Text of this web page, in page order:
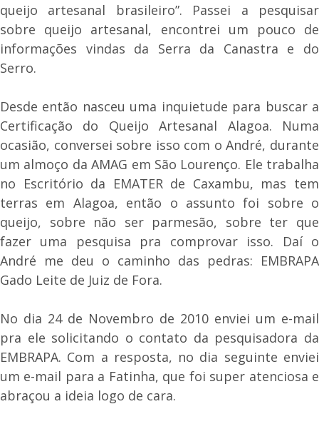
queijo artesanal brasileiro”. Passei a pesquisar
sobre queijo artesanal, encontrei um pouco de
informações vindas da Serra da Canastra e do
Serro.
Desde então nasceu uma inquietude para buscar a
Certificação do Queijo Artesanal Alagoa. Numa
ocasião, conversei sobre isso com o André, durante
um almoço da AMAG em São Lourenço. Ele trabalha
no Escritório da EMATER de Caxambu, mas tem
terras em Alagoa, então o assunto foi sobre o
queijo, sobre não ser parmesão, sobre ter que
fazer uma pesquisa pra comprovar isso. Daí o
André me deu o caminho das pedras: EMBRAPA
Gado Leite de Juiz de Fora.
No dia 24 de Novembro de 2010 enviei um e-mail
pra ele solicitando o contato da pesquisadora da
EMBRAPA. Com a resposta, no dia seguinte enviei
um e-mail para a Fatinha, que foi super atenciosa e
abraçou a ideia logo de cara.